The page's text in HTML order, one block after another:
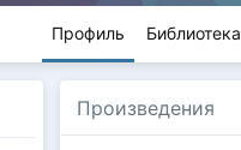
Профиль Библиотека
Произведения